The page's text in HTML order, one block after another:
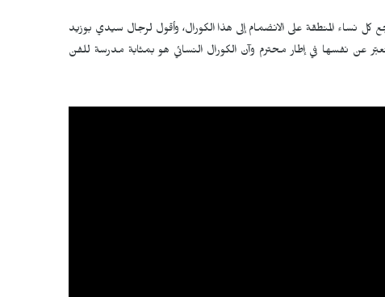
نساء المنطقة على الانضمام إلى هذا الكورال، وأقول لرجال سيدي بوزيد
عن نفسها في إطار محترم وآن الكورال النسائي هو بمثابة مدرسة للفن